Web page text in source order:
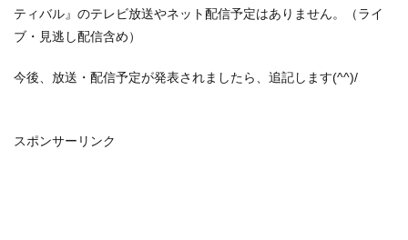
ティバル』のテレビ放送やネット配信予定はありません。（ライ
ブ・見逃し配信含め）
今後、放送・配信予定が発表されましたら、追記します(^^)/
スポンサーリンク